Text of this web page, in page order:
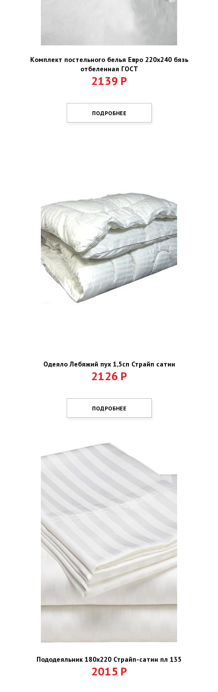
Комплект постельного белья Евро 220х240 бязь
отбеленная ГОСТ
2139 Р
ПОДРОБНЕЕ
Одеяло Лебяжий пух 1,5сп Страйп сатин
2126 Р
ПОДРОБНЕЕ
Пододеяльник 180х220 Страйп-сатин пл 135
2015 Р